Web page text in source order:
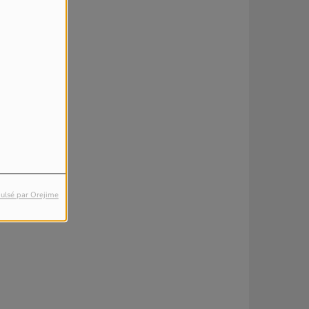
par Orejime